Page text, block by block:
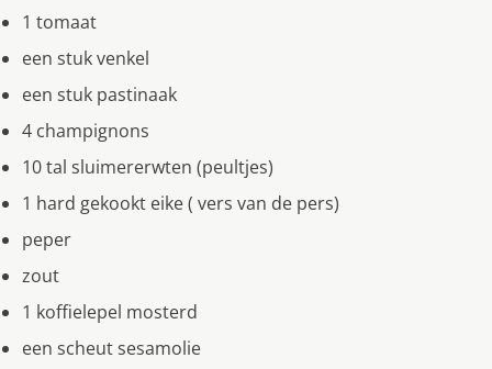
1 tomaat
een stuk venkel
een stuk pastinaak
4 champignons
10 tal sluimererwten (peultjes)
1 hard gekookt eike ( vers van de pers)
peper
zout
1 koffielepel mosterd
een scheut sesamolie